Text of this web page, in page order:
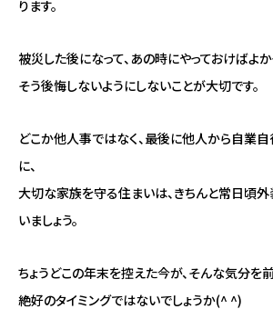
ります。
被災した後になって、あの時にやっておけばよか
そう後悔しないようにしないことが大切です。
どこか他人事ではなく、最後に他人から自業
に、
大切な家族を守る住まいは、きちんと常日頃
いましょう。
ちょうどこの年末を控えた今が、そんな気分を
絶好のタイミングではないでしょうか(^ ^)